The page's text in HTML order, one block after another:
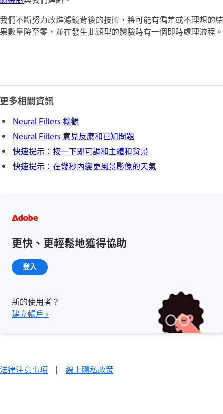
我們不斷努力改進濾鏡背後的技術，將可能有偏差或不理想的結
果數量降至零，並在發生此類型的體驗時有一個即時處理流程。
更多相關資訊
Neural Filters 概觀
Neural Filters 意見反應和已知問題
快速提示：按一下即可調和主體和背景
快速提示：在幾秒內變更風景影像的天氣
更快、更輕鬆地獲得協助
登入
新的使用者？
建立帳戶 ›
法律注意事項 | 線上隱私政策